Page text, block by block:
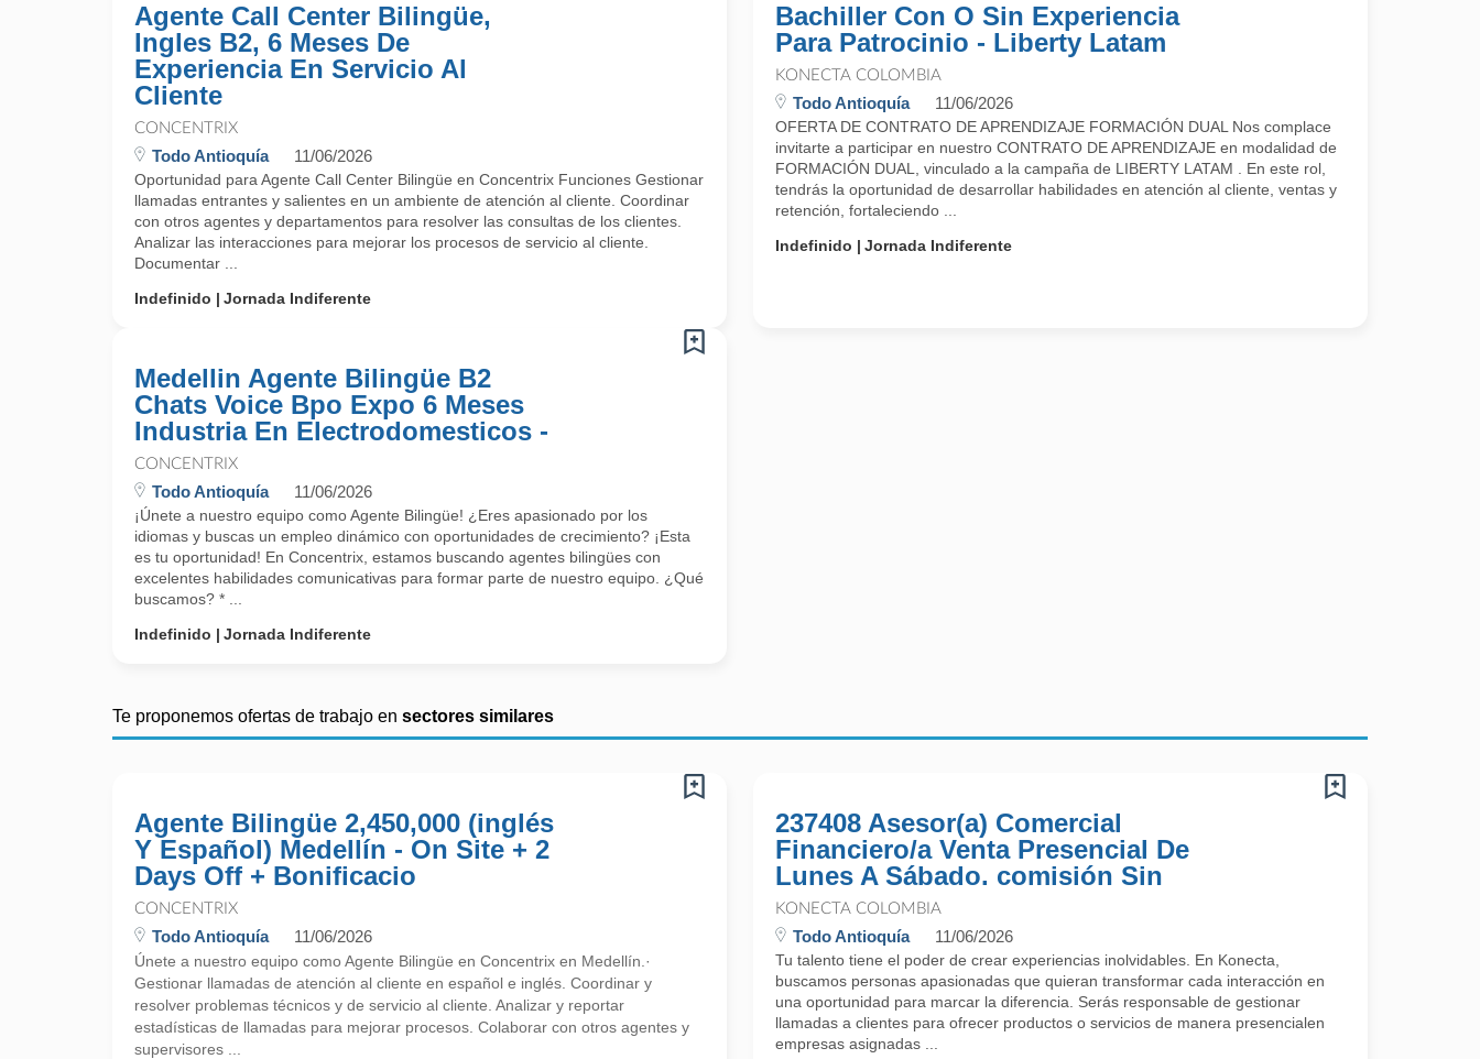
Agente Call Center Bilingüe,
Ingles B2, 6 Meses De
Experiencia En Servicio Al
Cliente
CONCENTRIX
Todo Antioquía 11/06/2026
Oportunidad para Agente Call Center Bilingüe en Concentrix Funciones Gestionar
llamadas entrantes y salientes en un ambiente de atención al cliente. Coordinar
con otros agentes y departamentos para resolver las consultas de los clientes.
Analizar las interacciones para mejorar los procesos de servicio al cliente.
Documentar ...
Indefinido
Jornada Indiferente
Bachiller Con O Sin Experiencia
Para Patrocinio - Liberty Latam
KONECTA COLOMBIA
Todo Antioquía 11/06/2026
OFERTA DE CONTRATO DE APRENDIZAJE FORMACIÓN DUAL Nos complace
invitarte a participar en nuestro CONTRATO DE APRENDIZAJE en modalidad de
FORMACIÓN DUAL, vinculado a la campaña de LIBERTY LATAM . En este rol,
tendrás la oportunidad de desarrollar habilidades en atención al cliente, ventas y
retención, fortaleciendo ...
Indefinido
Jornada Indiferente
Medellin Agente Bilingüe B2
Chats Voice Bpo Expo 6 Meses
Industria En Electrodomesticos -
CONCENTRIX
Todo Antioquía 11/06/2026
¡Únete a nuestro equipo como Agente Bilingüe! ¿Eres apasionado por los
idiomas y buscas un empleo dinámico con oportunidades de crecimiento? ¡Esta
es tu oportunidad! En Concentrix, estamos buscando agentes bilingües con
excelentes habilidades comunicativas para formar parte de nuestro equipo. ¿Qué
buscamos? * ...
Indefinido
Jornada Indiferente
Te proponemos ofertas de trabajo en sectores similares
Agente Bilingüe 2,450,000 (inglés
Y Español) Medellín - On Site + 2
Days Off + Bonificacio
CONCENTRIX
Todo Antioquía 11/06/2026
Únete a nuestro equipo como Agente Bilingüe en Concentrix en Medellín.·
Gestionar llamadas de atención al cliente en español e inglés. Coordinar y
resolver problemas técnicos y de servicio al cliente. Analizar y reportar
estadísticas de llamadas para mejorar procesos. Colaborar con otros agentes y
supervisores ...
237408 Asesor(a) Comercial
Financiero/a Venta Presencial De
Lunes A Sábado. comisión Sin
KONECTA COLOMBIA
Todo Antioquía 11/06/2026
Tu talento tiene el poder de crear experiencias inolvidables. En Konecta,
buscamos personas apasionadas que quieran transformar cada interacción en
una oportunidad para marcar la diferencia. Serás responsable de gestionar
llamadas a clientes para ofrecer productos o servicios de manera presencialen
empresas asignadas ...